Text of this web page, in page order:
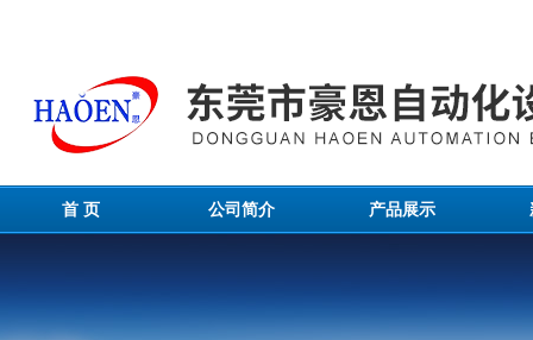
首 页 公司简介 产品展示